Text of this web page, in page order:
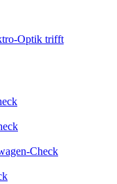
Optik trifft
Check